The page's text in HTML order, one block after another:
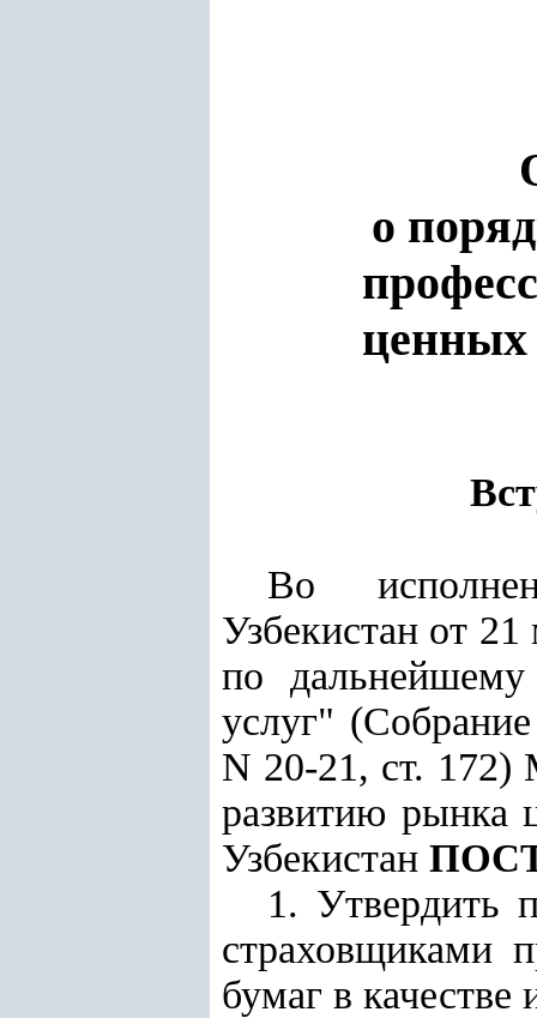
о
ценных
Во
Узбекистан от
по
услуг" (Собрание
N 20-21, ст. 172)
развитию рынка
Узбекистан
1. Утвердить
страховщиками
бумаг в качестве